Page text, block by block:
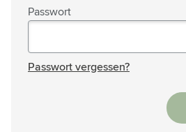
Passwort
Passwort vergessen?